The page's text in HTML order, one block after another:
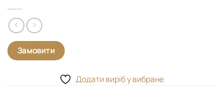
Замовити
Додати виріб у вибране